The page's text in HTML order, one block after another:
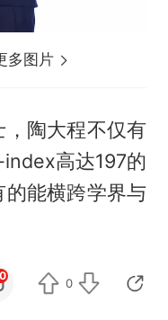
多图片
陶大程不仅有
高达197的
能横跨学界与
创始院长及优必
0